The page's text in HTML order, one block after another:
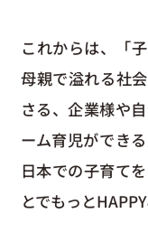
これからは、「
母親で溢れる社
さる、企業様や
ーム育児ができ
日本での子育て
とでもっと